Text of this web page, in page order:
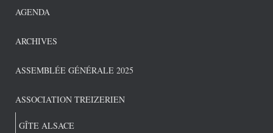
AGENDA
ARCHIVES
ASSEMBLÉE GÉNÉRALE 2025
ASSOCIATION TREIZERIEN
GÎTE ALSACE